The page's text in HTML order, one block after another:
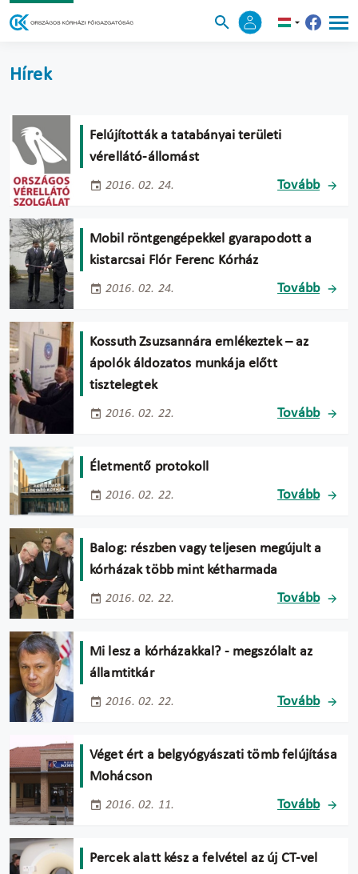
Hírek
Felújították a tatabányai területi
vérellátó-állomást
2016. 02. 24. Tovább
Mobil röntgengépekkel gyarapodott a
kistarcsai Flór Ferenc Kórház
2016. 02. 24. Tovább
Kossuth Zsuzsannára emlékeztek – az
ápolók áldozatos munkája előtt
tisztelegtek
2016. 02. 22. Tovább
Életmentő protokoll
2016. 02. 22. Tovább
Balog: részben vagy teljesen megújult a
kórházak több mint kétharmada
2016. 02. 22. Tovább
Mi lesz a kórházakkal? - megszólalt az
államtitkár
2016. 02. 22. Tovább
Véget ért a belgyógyászati tömb felújítása
Mohácson
2016. 02. 11. Tovább
Percek alatt kész a felvétel az új CT-vel